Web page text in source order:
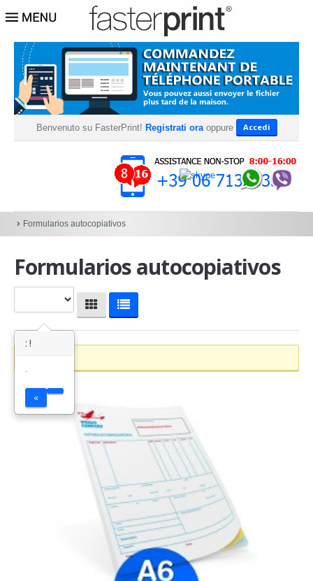
Benvenuto su FasterPrint! Registrati oraoppure Accedi
Formularios autocopiativos
Formularios autocopiativos
: !
«